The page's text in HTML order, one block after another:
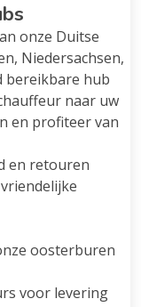
onze Duitse
Niedersachsen,
bereikbare hub
naar uw
en profiteer van
en retouren
oosterburen
voor levering